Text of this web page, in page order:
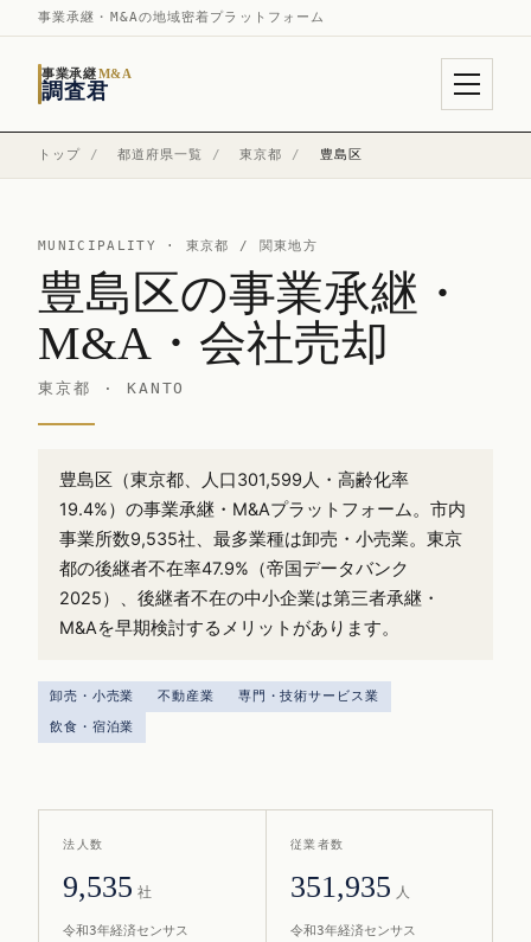
事業承継・M&Aの地域密着プラットフォーム
事業承継M&A
調査君
トップ / 都道府県一覧 / 東京都 / 豊島区
MUNICIPALITY · 東京都 / 関東地方
豊島区の事業承継・
M&A・会社売却
東京都 · KANTO
豊島区（東京都、人口301,599人・高齢化率
19.4%）の事業承継・M&Aプラットフォーム。市内
事業所数9,535社、最多業種は卸売・小売業。東京
都の後継者不在率47.9%（帝国データバンク
2025）、後継者不在の中小企業は第三者承継・
M&Aを早期検討するメリットがあります。
卸売・小売業 不動産業
専門・技術サービス業
飲食・宿泊業
法人数
9,535 社
令和3年経済センサス
従業者数
351,935 人
令和3年経済センサス